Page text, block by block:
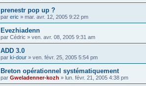
prenestr pop up ?
par eric » mar. avr. 12, 2005 9:22 pm
Evezhiadenn
par Cédric » ven. avr. 08, 2005 9:31 am
ADD 3.0
par ki-dour » ven. févr. 25, 2005 5:54 pm
Breton opérationnel systématiquement
par Gweladenner-kozh » lun. févr. 21, 2005 4:38 pm